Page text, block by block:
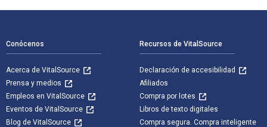
Conócenos
Acerca de VitalSource
Prensa y medios
Empleos en VitalSource
Eventos de VitalSource
Blog de VitalSource
Recursos de VitalSource
Declaración de accesibilidad
Afiliados
Compra por lotes
Libros de texto digitales
Compra segura. Compra inteligente